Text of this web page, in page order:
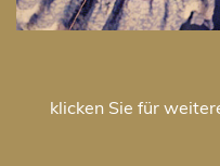
klicken Sie für